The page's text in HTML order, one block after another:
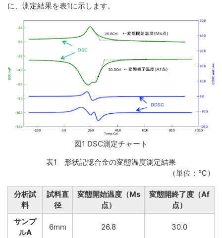
に、測定結果を表1に示します。
図1 DSC測定チャート
表1 形状記憶合金の変態温度測定結果
（単位：℃）
分析試
料
試料直
径
変態開始温度（Ms
点）
変態開終了度（Af
点）
サンプ
ルA
6mm 26.8 30.0